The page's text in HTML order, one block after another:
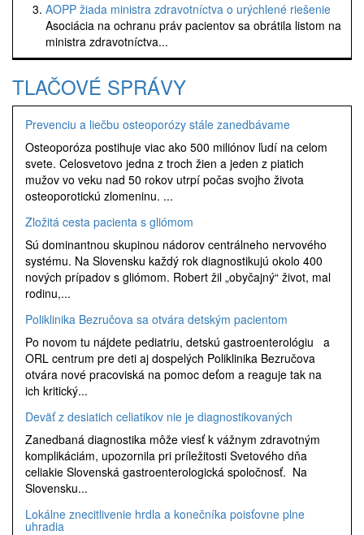
AOPP žiada ministra zdravotníctva o urýchlené riešenie
Asociácia na ochranu práv pacientov sa obrátila listom na
ministra zdravotníctva...
TLAČOVÉ SPRÁVY
Prevenciu a liečbu osteoporózy stále zanedbávame
Osteoporóza postihuje viac ako 500 miliónov ľudí na celom
svete. Celosvetovo jedna z troch žien a jeden z piatich
mužov vo veku nad 50 rokov utrpí počas svojho života
osteoporotickú zlomeninu. ...
Zložitá cesta pacienta s gliómom
Sú dominantnou skupinou nádorov centrálneho nervového
systému. Na Slovensku každý rok diagnostikujú okolo 400
nových prípadov s gliómom. Robert žil „obyčajný“ život, mal
rodinu,...
Poliklinika Bezručova sa otvára detským pacientom
Po novom tu nájdete pediatriu, detskú gastroenterológiu a
ORL centrum pre deti aj dospelých Poliklinika Bezručova
otvára nové pracoviská na pomoc deťom a reaguje tak na
ich kritický...
Deväť z desiatich celiatikov nie je diagnostikovaných
Zanedbaná diagnostika môže viesť k vážnym zdravotným
komplikáciám, upozornila pri príležitosti Svetového dňa
celiakie Slovenská gastroenterologická spoločnosť. Na
Slovensku...
Lokálne znecitlivenie hrdla a konečníka poisťovne plne
uhradia